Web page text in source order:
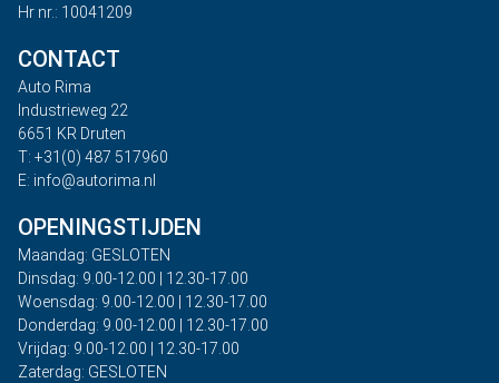
Hr nr.: 10041209
CONTACT
Auto Rima
Industrieweg 22
6651 KR Druten
T: +31(0) 487 517960
E: info@autorima.nl
OPENINGSTIJDEN
Maandag: GESLOTEN
Dinsdag: 9.00-12.00 | 12.30-17.00
Woensdag: 9.00-12.00 | 12.30-17.00
Donderdag: 9.00-12.00 | 12.30-17.00
Vrijdag: 9.00-12.00 | 12.30-17.00
Zaterdag: GESLOTEN